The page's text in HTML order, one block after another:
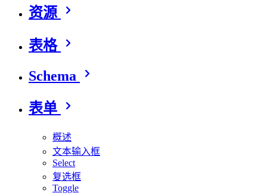
资源
表格
Schema
表单
概述
文本输入框
Select
复选框
Toggle